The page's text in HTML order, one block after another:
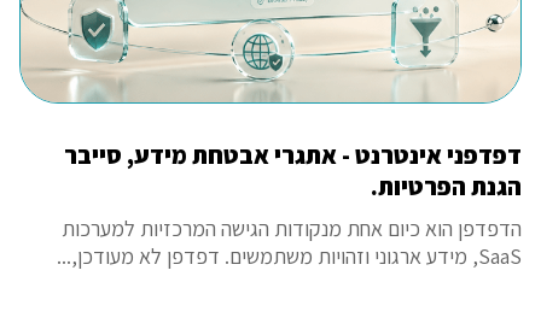
דפדפני אינטרנט - אתגרי אבטחת מידע, סייבר
הגנת הפרטיות.
הדפדפן הוא כיום אחת מנקודות הגישה המרכזיות למערכות
SaaS, מידע ארגוני וזהויות משתמשים. דפדפן לא מעודכן,...